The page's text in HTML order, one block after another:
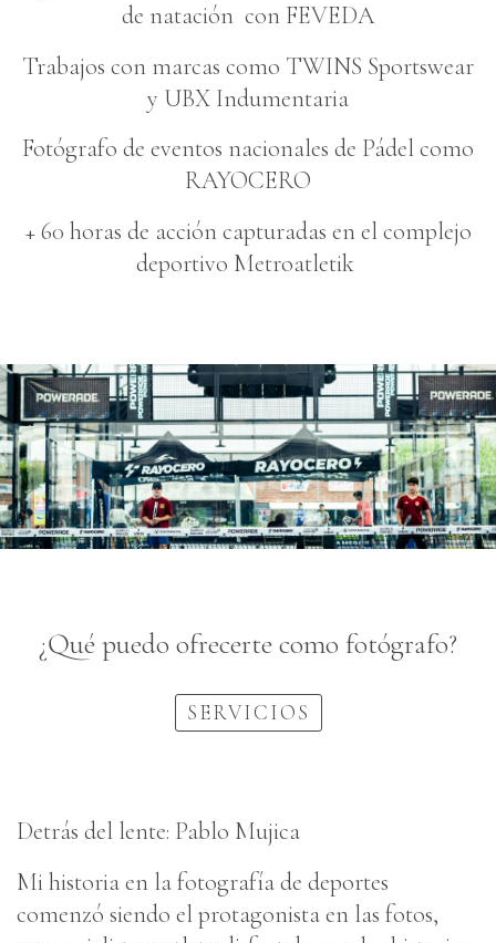
de natación con FEVEDA
Trabajos con marcas como TWINS Sportswear
y UBX Indumentaria
Fotógrafo de eventos nacionales de Pádel como
RAYOCERO
+ 60 horas de acción capturadas en el complejo
deportivo Metroatletik
¿Qué puedo ofrecerte como fotógrafo?
SERVICIOS
Detrás del lente: Pablo Mujica
Mi historia en la fotografía de deportes
comenzó siendo el protagonista en las fotos,